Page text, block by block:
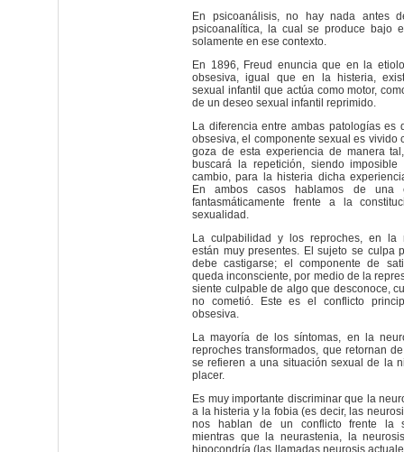
En psicoanálisis, no hay nada antes
psicoanalítica, la cual se produce bajo
solamente en ese contexto.
En 1896, Freud enuncia que en la
obsesiva, igual que en la histeria,
sexual infantil que actúa como motor,
de un deseo sexual infantil reprimido.
La diferencia entre ambas patologías es
obsesiva, el componente sexual es vivido
goza de esta experiencia de manera
buscará la repetición, siendo
cambio, para la histeria dicha
En ambos casos hablamos de una
fantasmáticamente frente a la
sexualidad.
La culpabilidad y los reproches, en la
están muy presentes. El sujeto se culpa
debe castigarse; el componente de
queda inconsciente, por medio de la
siente culpable de algo que desconoce,
no cometió. Este es el conflicto
obsesiva.
La mayoría de los síntomas, en la
reproches transformados, que retornan
se refieren a una situación sexual de la
placer.
Es muy importante discriminar que la
a la histeria y la fobia (es decir, las
nos hablan de un conflicto frente la
mientras que la neurastenia, la
hipocondría (las llamadas neurosis